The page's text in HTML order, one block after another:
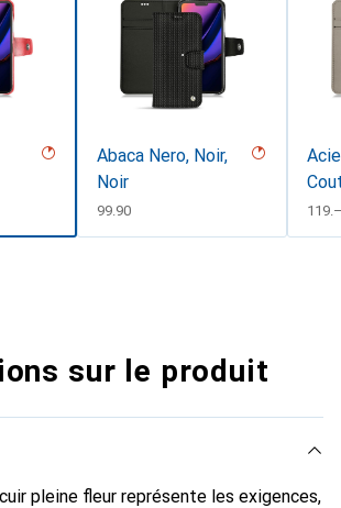
Abaca Nero, Noir,
Noir
CHF
99.90 CHF
sur le produit
pleine fleur représente les exigences,